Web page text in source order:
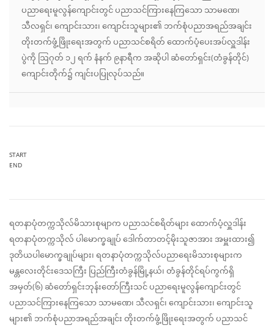
ပညာရေးမူလွန်ကျောင်းတွင် ပညာသင်ကြားနေကြသော သာမဏေ၊
သီလရှင်၊ ကျောင်းသား၊ ကျောင်းသူများ၏ ဘက်စုံပညာအရည်အချင်း
တိုးတက်ဖွံ့ဖြိုးရေးအတွက် ပညာသင်စရိတ် ထောက်ပံ့ပေးအပ်လှူဒါန်း
ပွဲကို ဩဂုတ် ၁၂ ရက် နံနက် ၉နာရီက အဆိုပါ ဆံတော်ရှင်း(တံခွန်တိုင်)
ကျောင်းတိုက်၌ ကျင်းပပြုလုပ်သည်။
START
END
ရတနာပုံတက္ကသိုလ်မိသားစုမျာက ပညာသင်စရိတ်များ ထောက်ပံ့လှူဒါန်း
ရတနာပုံတက္ကသိုလ် ပါမောက္ခချုပ် ဒေါက်တာတင့်မိုးသူဇာအား အမှူးထား၍
ဒုတိယပါမောက္ခချုပ်များ၊ ရတနာပုံတက္ကသိုလ်ပညာရေးမိသားစုများက
မန္တလေးတိုင်းဒေသကြီး ပြည်ကြီးတံခွန်မြို့နယ်၊ တံခွန်တိုင်ရပ်ကွက်ရှိ
အမှတ်(၆) ဆံတော်ရှင်းဘုန်းတော်ကြီးသင် ပညာရေးမူလွန်ကျောင်းတွင်
ပညာသင်ကြားနေကြသော သာမဏေ၊ သီလရှင်၊ ကျောင်းသား၊ ကျောင်းသူ
များ၏ ဘက်စုံပညာအရည်အချင်း တိုးတက်ဖွံ့ဖြိုးရေးအတွက် ပညာသင်